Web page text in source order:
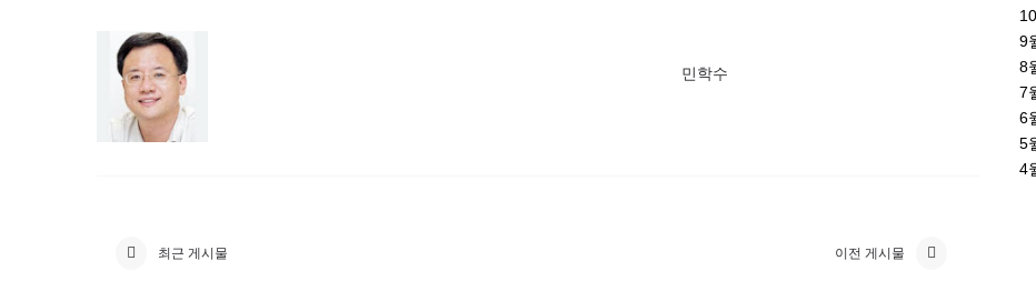
민학수
최근 게시물 이전 게시물
9
8
7
6
5
4